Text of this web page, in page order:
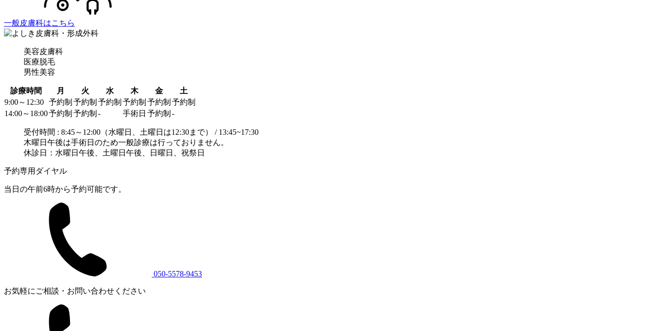
一般皮膚科はこちら
美容皮膚科
医療脱毛
男性美容
診療時間 月 火 水 木 金
土
9:00～12:30 予約制 予約制 予約制 予約制 予約制 予約制
14:00～18:00予約制 予約制 - 手術日 予約制 -
受付時間 : 8:45～12:00（水曜日、土曜日は12:30まで） / 13:45~17:30
木曜日午後は手術日のため一般診療は行っておりません。
休診日：水曜日午後、土曜日午後、日曜日、祝祭日
予約専用ダイヤル
当日の午前6時から予約可能です。
050-5578-9453
お気軽にご相談・お問い合わせください